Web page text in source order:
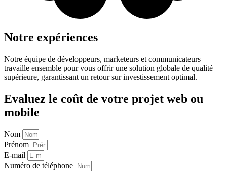
Notre expériences
Notre équipe de développeurs, marketeurs et communicateurs
travaille ensemble pour vous offrir une solution globale de qualité
supérieure, garantissant un retour sur investissement optimal.
Evaluez le coût de votre projet web ou
mobile
Nom
Prénom
E-mail
Numéro de téléphone